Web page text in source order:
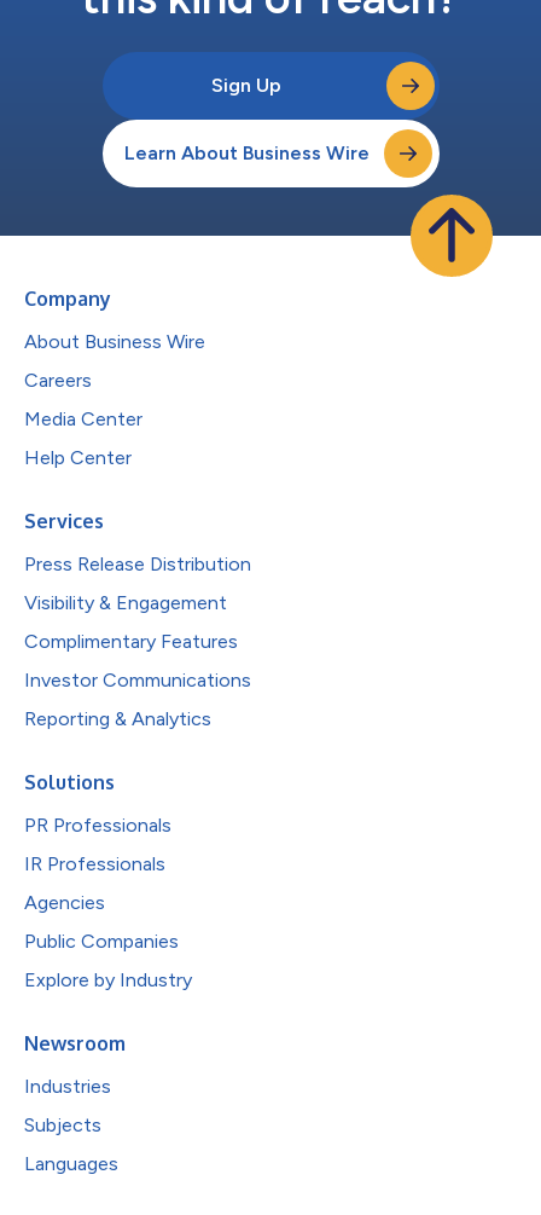
Sign Up
Learn About Business Wire
Company
About Business Wire
Careers
Media Center
Help Center
Services
Press Release Distribution
Visibility & Engagement
Complimentary Features
Investor Communications
Reporting & Analytics
Solutions
PR Professionals
IR Professionals
Agencies
Public Companies
Explore by Industry
Newsroom
Industries
Subjects
Languages